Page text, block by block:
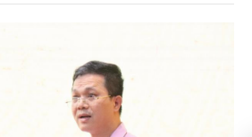
đáng kể, tạo động lực hình